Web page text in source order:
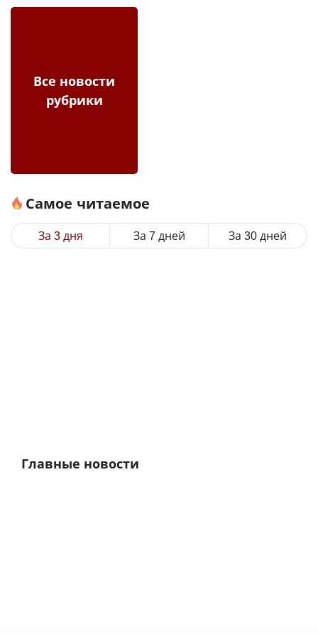
Все новости
рубрики
Самое читаемое
За 3 дня За 7 дней За 30 дней
Главные новости